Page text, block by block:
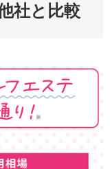
社と比較